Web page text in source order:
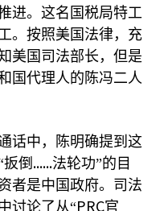
进。这名国税局特工
。按照美国法律，充
美国司法部长，但是
国代理人的陈冯二人
话中，陈明确提到这
倒 ......法轮功”的目
者是中国政府。司法
讨论了从“PRC官